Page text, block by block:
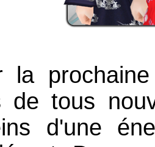
la
de tous
d'une